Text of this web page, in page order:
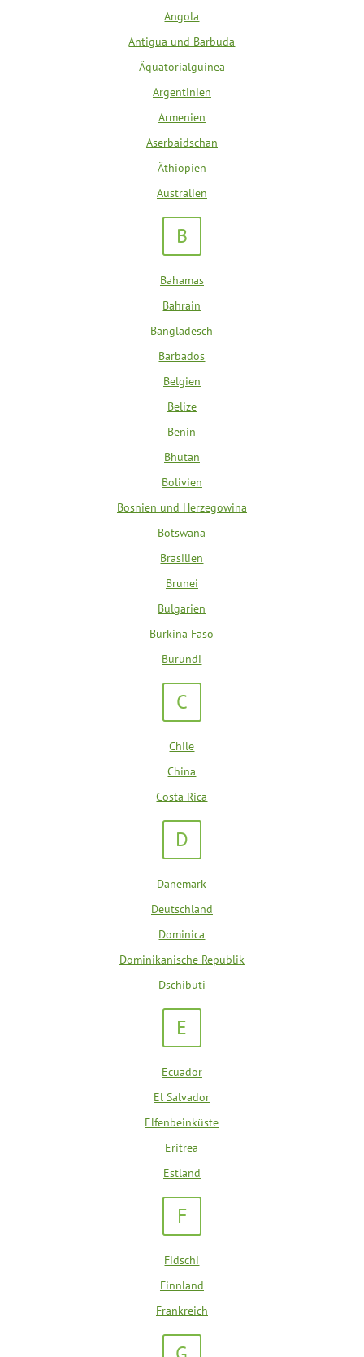
Angola
Antigua und Barbuda
Äquatorialguinea
Argentinien
Armenien
Aserbaidschan
Äthiopien
Australien
B
Bahamas
Bahrain
Bangladesch
Barbados
Belgien
Belize
Benin
Bhutan
Bolivien
Bosnien und Herzegowina
Botswana
Brasilien
Brunei
Bulgarien
Burkina Faso
Burundi
C
Chile
China
Costa Rica
D
Dänemark
Deutschland
Dominica
Dominikanische Republik
Dschibuti
E
Ecuador
El Salvador
Elfenbeinküste
Eritrea
Estland
F
Fidschi
Finnland
Frankreich